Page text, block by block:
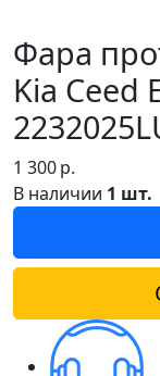
Фара
Kia Ceed
1 300р.
В наличии 1 шт.